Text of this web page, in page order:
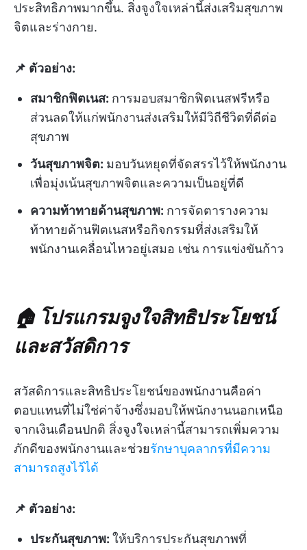
ประสิทธิภาพมากขึ้น. สิ่งจูงใจเหล่านี้ส่งเสริมสุขภาพ
จิตและร่างกาย.
📌 ตัวอย่าง:
สมาชิกฟิตเนส: การมอบสมาชิกฟิตเนสฟรีหรือ
ส่วนลดให้แก่พนักงานส่งเสริมให้มีวิถีชีวิตที่ดีต่อ
สุขภาพ
วันสุขภาพจิต: มอบวันหยุดที่จัดสรรไว้ให้พนักงาน
เพื่อมุ่งเน้นสุขภาพจิตและความเป็นอยู่ที่ดี
ความท้าทายด้านสุขภาพ: การจัดตารางความ
ท้าทายด้านฟิตเนสหรือกิจกรรมที่ส่งเสริมให้
พนักงานเคลื่อนไหวอยู่เสมอ เช่น การแข่งขันก้าว
🏠 โปรแกรมจูงใจสิทธิประโยชน์
และสวัสดิการ
สวัสดิการและสิทธิประโยชน์ของพนักงานคือค่า
ตอบแทนที่ไม่ใช่ค่าจ้างซึ่งมอบให้พนักงานนอกเหนือ
จากเงินเดือนปกติ สิ่งจูงใจเหล่านี้สามารถเพิ่มความ
ภักดีของพนักงานและช่วยรักษาบุคลากรที่มีความ
สามารถสูงไว้ได้
📌 ตัวอย่าง:
ประกันสุขภาพ: ให้บริการประกันสุขภาพที่